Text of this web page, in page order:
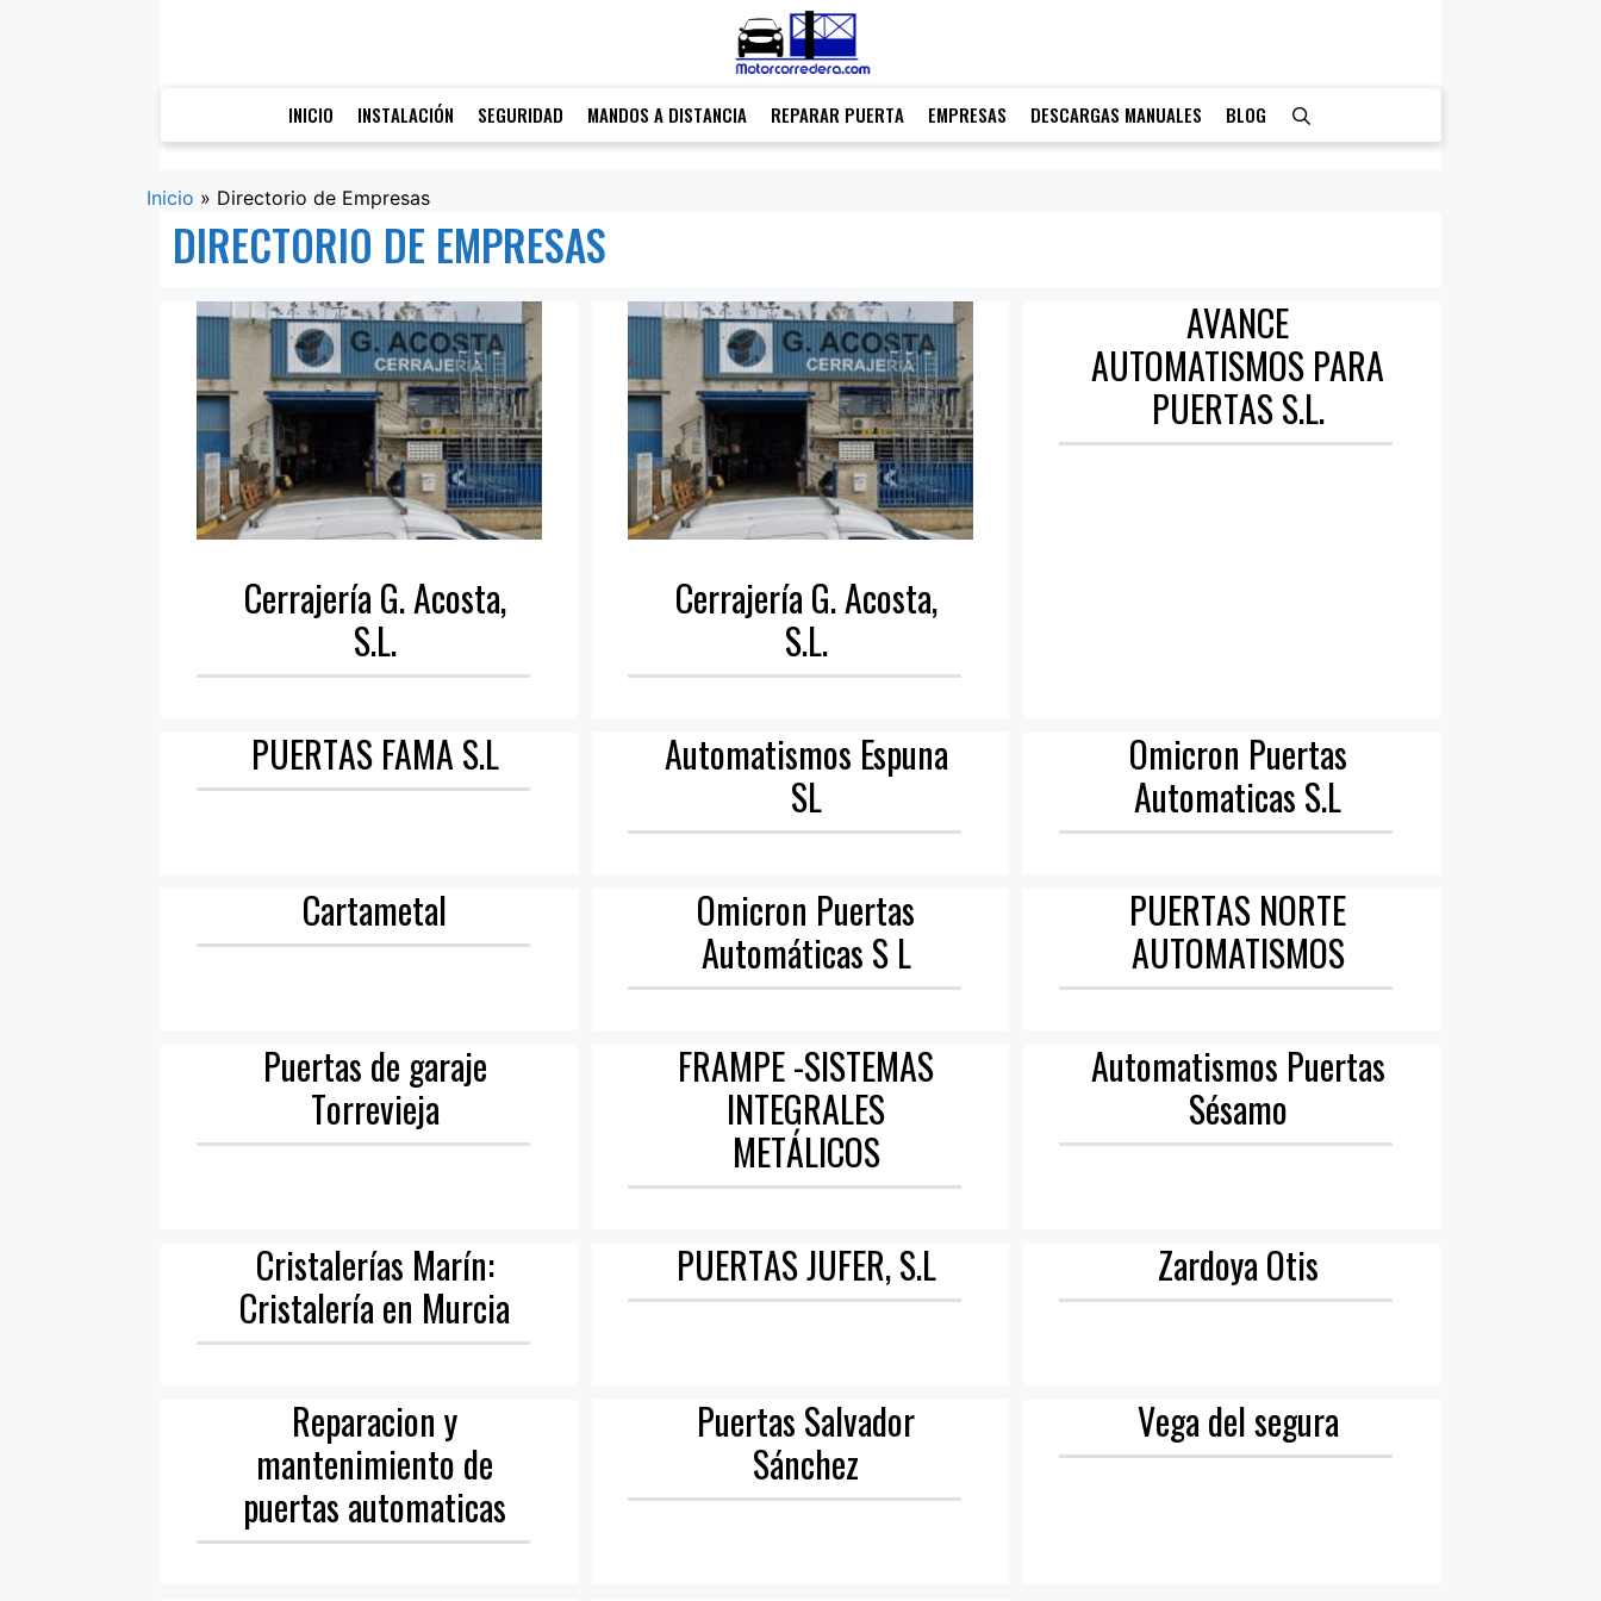
INICIO INSTALACIÓN SEGURIDAD MANDOS A DISTANCIA REPARAR PUERTA EMPRESAS DESCARGAS MANUALES BLOG
Inicio » Directorio de Empresas
DIRECTORIO DE EMPRESAS
Cerrajería G. Acosta,
S.L.
Cerrajería G. Acosta,
S.L.
AVANCE
AUTOMATISMOS PARA
PUERTAS S.L.
PUERTAS FAMA S.L
Automatismos Espuna
SL
Omicron Puertas
Automaticas S.L
Cartametal
Omicron Puertas
Automáticas S L
PUERTAS NORTE
AUTOMATISMOS
Puertas de garaje
Torrevieja
FRAMPE -SISTEMAS
INTEGRALES
METÁLICOS
Automatismos Puertas
Sésamo
Cristalerías Marín:
Cristalería en Murcia
PUERTAS JUFER, S.L Zardoya Otis
Reparacion y
mantenimiento de
puertas automaticas
Puertas Salvador
Sánchez
Vega del segura